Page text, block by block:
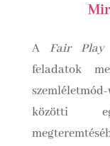
A Fair Play
feladatok
közötti